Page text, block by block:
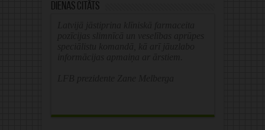
Dienas citāts